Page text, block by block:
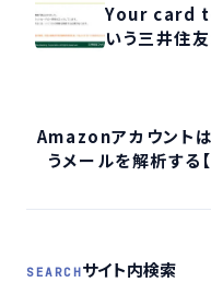
Your card
いう三井住
Amazonアカウント
うメールを解析する
SEARCHサイト内検索